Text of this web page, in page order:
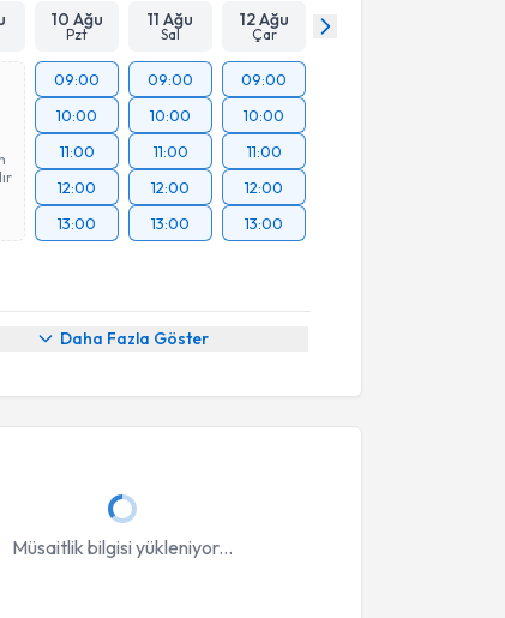
10 Ağu
Pzt
11 Ağu
Sal
12 Ağu
Çar
09:00
10:00
11:00
12:00
13:00
09:00
10:00
11:00
12:00
13:00
09:00
10:00
11:00
12:00
13:00
Daha Fazla Göster
Müsaitlik bilgisi yükleniyor...